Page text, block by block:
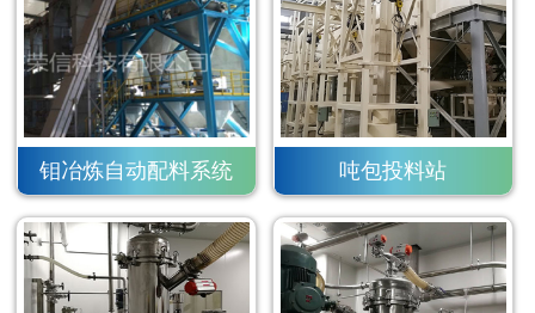
钼冶炼自动配料系统 吨包投料站